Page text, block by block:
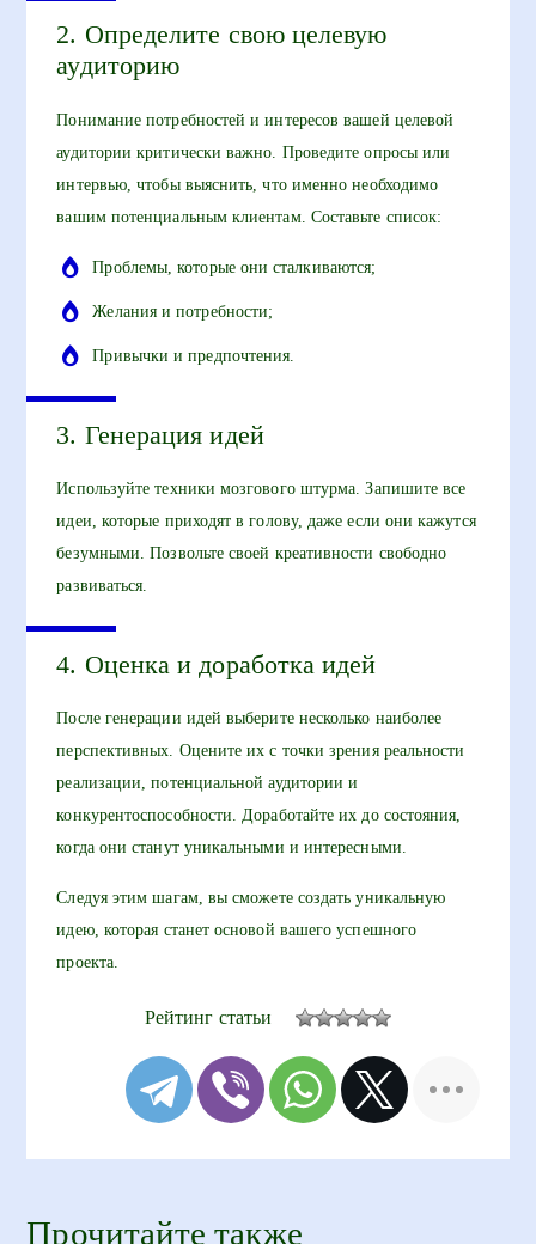
2. Определите свою целевую
аудиторию
Понимание потребностей и интересов вашей целевой
аудитории критически важно. Проведите опросы или
интервью, чтобы выяснить, что именно необходимо
вашим потенциальным клиентам. Составьте список:
Проблемы, которые они сталкиваются;
Желания и потребности;
Привычки и предпочтения.
3. Генерация идей
Используйте техники мозгового штурма. Запишите все
идеи, которые приходят в голову, даже если они кажутся
безумными. Позвольте своей креативности свободно
развиваться.
4. Оценка и доработка идей
После генерации идей выберите несколько наиболее
перспективных. Оцените их с точки зрения реальности
реализации, потенциальной аудитории и
конкурентоспособности. Доработайте их до состояния,
когда они станут уникальными и интересными.
Следуя этим шагам, вы сможете создать уникальную
идею, которая станет основой вашего успешного
проекта.
Рейтинг статьи
Прочитайте также